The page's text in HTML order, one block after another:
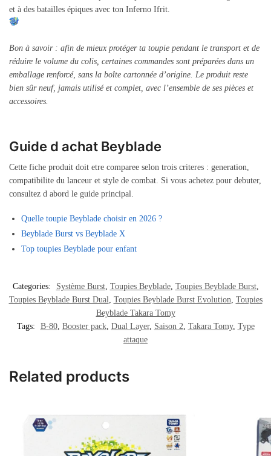
et à des batailles épiques avec ton Inferno Ifrit.
Bon à savoir : afin de mieux protéger ta toupie pendant le transport et de
réduire le volume du colis, certaines commandes sont préparées dans un
emballage renforcé, sans la boîte cartonnée d’origine. Le produit reste
bien sûr neuf, jamais utilisé et complet, avec l’ensemble de ses pièces et
accessoires.
Guide d achat Beyblade
Cette fiche produit doit etre comparee selon trois criteres : generation,
compatibilite du lanceur et style de combat. Si vous achetez pour debuter,
consultez d abord le guide principal.
Quelle toupie Beyblade choisir en 2026 ?
Beyblade Burst vs Beyblade X
Top toupies Beyblade pour enfant
Categories: Système Burst, Toupies Beyblade, Toupies Beyblade Burst,
Toupies Beyblade Burst Dual, Toupies Beyblade Burst Evolution, Toupies
Beyblade Takara Tomy
Tags:
B-80, Booster pack, Dual Layer, Saison 2, Takara Tomy, Type
attaque
Related products